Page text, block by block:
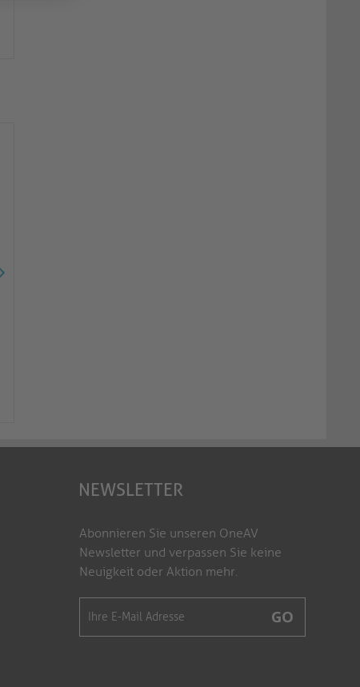
NEWSLETTER
Abonnieren Sie unseren OneAV
Newsletter und verpassen Sie keine
Neuigkeit oder Aktion mehr.